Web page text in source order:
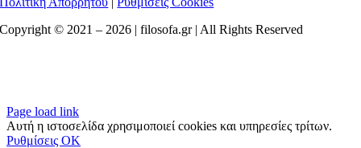
Copyright © 2021 – 2026 | filosofa.gr | All Rights Reserved
Page load link
Αυτή η ιστοσελίδα χρησιμοποιεί cookies και υπηρεσίες τρίτων.
Ρυθμίσεις OK